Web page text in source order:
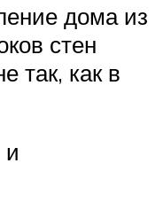
дома из
стен
так, как в
и